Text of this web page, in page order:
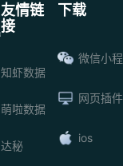
友情链
接
知虾数据
萌啦数据
达秘
下载
微信小
网页插件
ios